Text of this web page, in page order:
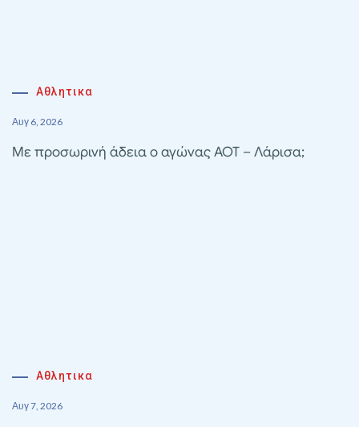
Αθλητικα
Αυγ 6, 2026
Με προσωρινή άδεια ο αγώνας ΑΟΤ – Λάρισα;
Αθλητικα
Αυγ 7, 2026